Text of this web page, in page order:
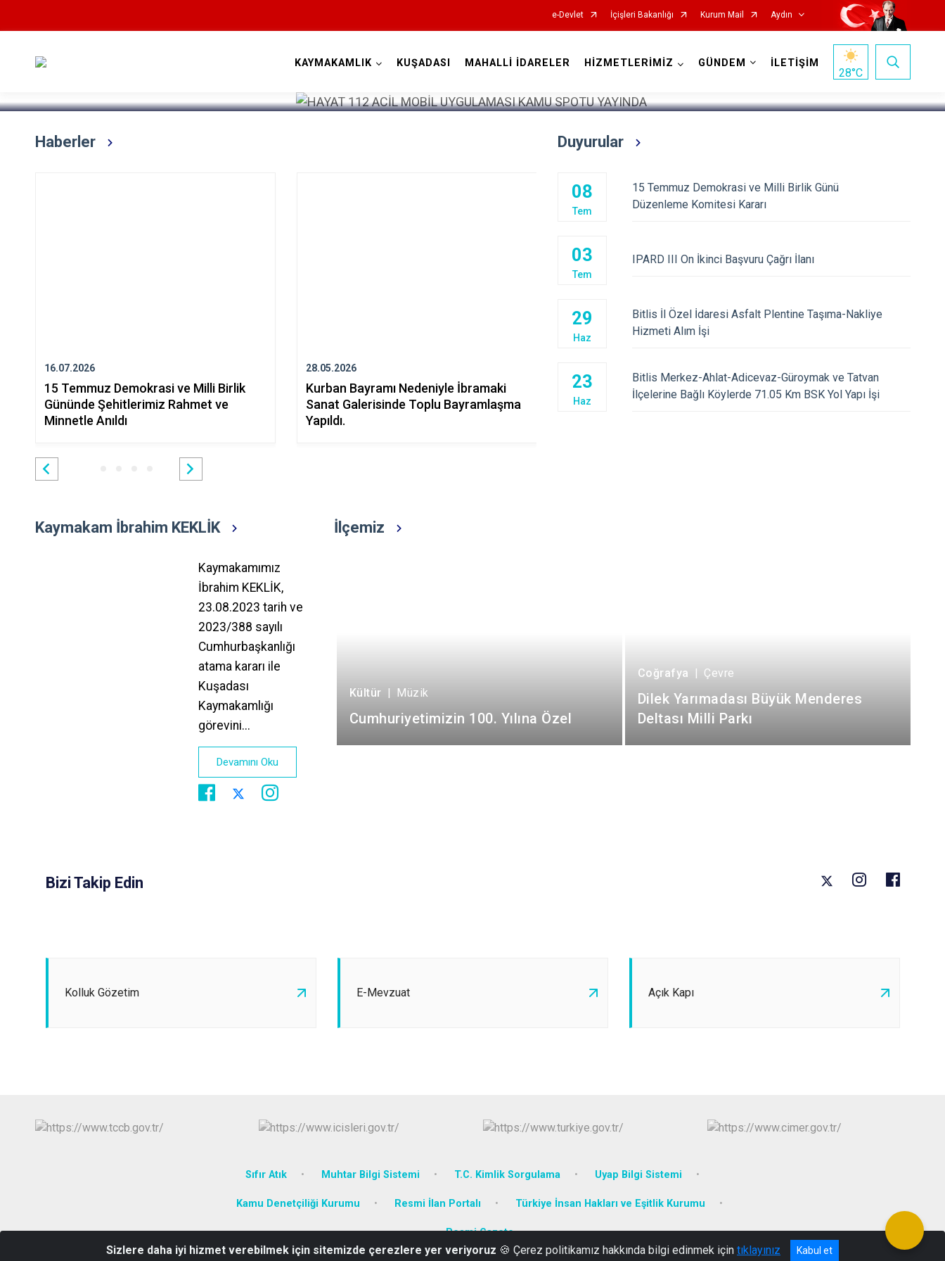
e-Devlet İçişleri Bakanlığı Kurum Mail Aydın
Bozdoğan
Çine
Didim
İncirliova
Karacasu
Koçarlı
Köşk
Nazilli
Sultanhisar
KAYMAKAMLIK KUŞADASI MAHALLİ İDARELER HİZMETLERİMİZ GÜNDEM İLETİŞİM
28°C
Haberler
16.07.2026
15 Temmuz Demokrasi ve Milli Birlik
Gününde Şehitlerimiz Rahmet ve
Minnetle Anıldı
28.05.2026
Kurban Bayramı Nedeniyle İbramaki
Sanat Galerisinde Toplu Bayramlaşma
Yapıldı.
19 Mayıs Atatrük' ü Anma Gençlik ve
Spor Bayramı' nın 107. Yıldönümü
23 Nisan Ulusal
Bayramı Kuşadası'
Duyurular
08
Tem
15 Temmuz Demokrasi ve Milli Birlik Günü
Düzenleme Komitesi Kararı
03
Tem
IPARD III On İkinci Başvuru Çağrı İlanı
29
Haz
Bitlis İl Özel İdaresi Asfalt Plentine Taşıma-Nakliye
Hizmeti Alım İşi
23
Haz
Bitlis Merkez-Ahlat-Adicevaz-Güroymak ve Tatvan
İlçelerine Bağlı Köylerde 71.05 Km BSK Yol Yapı İşi
Kaymakam İbrahim KEKLİK
Kaymakamımız
İbrahim KEKLİK,
23.08.2023 tarih ve
2023/388 sayılı
Cumhurbaşkanlığı
atama kararı ile
Kuşadası
Kaymakamlığı
görevini...
Devamını Oku
İlçemiz
Kültür | Müzik
Cumhuriyetimizin 100. Yılına Özel
Coğrafya | Çevre
Dilek Yarımadası Büyük Menderes
Deltası Milli Parkı
Bizi Takip Edin
Kolluk Gözetim E-Mevzuat Açık Kapı
Sıfır Atık Muhtar Bilgi Sistemi T.C. Kimlik Sorgulama Uyap Bilgi Sistemi
Kamu Denetçiliği Kurumu Resmi İlan Portalı Türkiye İnsan Hakları ve Eşitlik Kurumu
Resmi Gazete
Sizlere daha iyi hizmet verebilmek için sitemizde çerezlere yer veriyoruz 🍪 Çerez politikamız hakkında bilgi edinmek için tıklayınız Kabul et